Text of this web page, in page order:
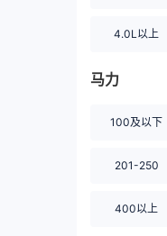
4.0L以上
马力
100及以下
201-250
400以上